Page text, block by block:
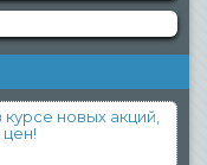
новых акций,